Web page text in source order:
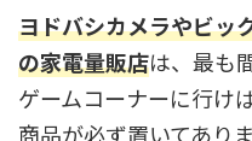
ヨドバシカメラやビッ
の家電量販店は、最も
ゲームコーナーに行け
商品が必ず置いてあり